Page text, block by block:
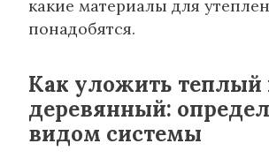
какие материалы для
понадобятся.
Как уложить теплый
деревянный:
видом системы